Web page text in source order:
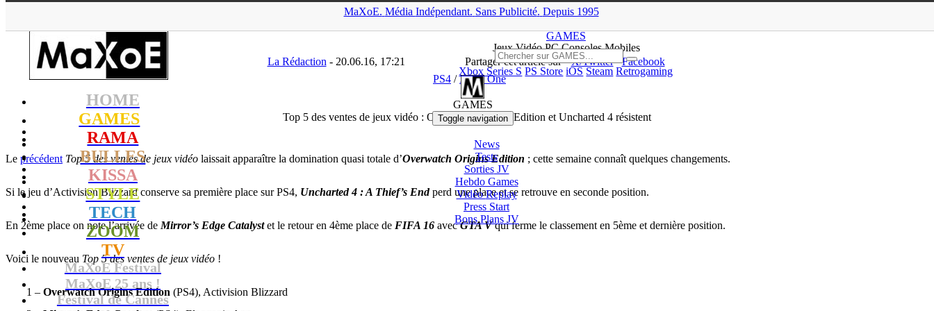
MaXoE. Média Indépendant. Sans Publicité. Depuis 1995
HOME
GAMES
RAMA
BULLES
KISSA
STYLE
TECH
ZOOM
TV
MaXoE Festival
MaXoE 25 ans !
Festival de Cannes
GAMES
JeuxVidéoPC Consoles Mobiles
Xbox Series S PS Store iOS Steam Retrogaming
GAMES
Toggle navigation
News
Tests
SortiesJV
Hebdo Games
VidéoReplay
Press Start
Bons PlansJV
▲
La Rédaction - 20.06.16, 17:21 Partager cet article sur X/Twitter
Facebook
PS4 /Xbox One
Top 5 des ventes de jeux vidéo : Overwatch Origins Edition et Uncharted 4 résistent
Le précédent Top 5 des ventes de jeux vidéo laissait apparaître la domination quasi totale d’Overwatch Origins Edition ; cette semaine connaît quelques changements.
Si le jeu d’Activision Blizzard conserve sa première place sur PS4, Uncharted 4 : A Thief’s Endperd une place et se retrouve en seconde position.
En 2ème place on note l’arrivée de Mirror’s Edge Catalystet le retour en 4ème place de FIFA 16 avecGTA Vqui ferme le classement en 5ème et dernière position.
Voici le nouveau Top 5 des ventes de jeux vidéo !
1 – Overwatch Origins Edition (PS4), Activision Blizzard